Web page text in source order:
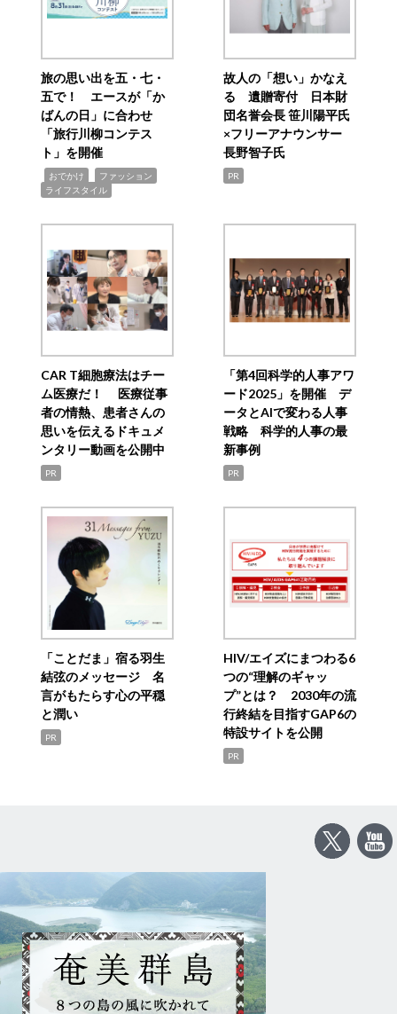
旅の思い出を五・七・
五で！ エースが「か
ばんの日」に合わせ
「旅行川柳コンテス
ト」を開催
おでかけ ファッション
ライフスタイル
故人の「想い」かなえ
る 遺贈寄付 日本財
団名誉会長 笹川陽平氏
×フリーアナウンサー
長野智子氏
PR
CAR T細胞療法はチー
ム医療だ！ 医療従事
者の情熱、患者さんの
思いを伝えるドキュメ
ンタリー動画を公開中
PR
「第4回科学的人事アワ
ード2025」を開催 デ
ータとAIで変わる人事
戦略 科学的人事の最
新事例
PR
「ことだま」宿る羽生
結弦のメッセージ 名
言がもたらす心の平穏
と潤い
PR
HIV/エイズにまつわる6
つの“理解のギャッ
プ”とは？ 2030年の流
行終結を目指すGAP6の
特設サイトを公開
PR